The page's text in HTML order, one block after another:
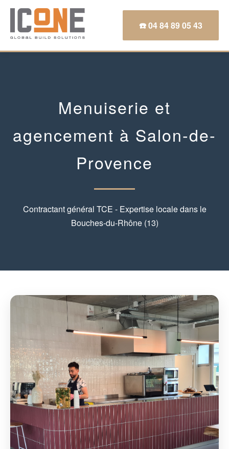
☎️ 04 84 89 05 43
Menuiserie et
agencement à Salon-de-
Provence
Contractant général TCE - Expertise locale dans le
Bouches-du-Rhône (13)